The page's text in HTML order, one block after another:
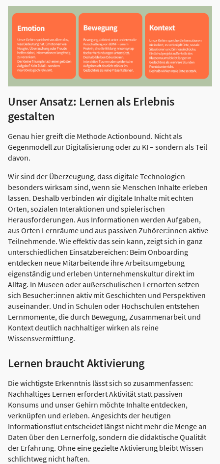
Unser Ansatz: Lernen als Erlebnis
gestalten
Genau hier greift die Methode Actionbound. Nicht als
Gegenmodell zur Digitalisierung oder zu KI – sondern als Teil
davon.
Wir sind der Überzeugung, dass digitale Technologien
besonders wirksam sind, wenn sie Menschen Inhalte erleben
lassen. Deshalb verbinden wir digitale Inhalte mit echten
Orten, sozialen Interaktionen und spielerischen
Herausforderungen. Aus Informationen werden Aufgaben,
aus Orten Lernräume und aus passiven Zuhörer:innen aktive
Teilnehmende. Wie effektiv das sein kann, zeigt sich in ganz
unterschiedlichen Einsatzbereichen: Beim Onboarding
entdecken neue Mitarbeitende ihre Arbeitsumgebung
eigenständig und erleben Unternehmenskultur direkt im
Alltag. In Museen oder außerschulischen Lernorten setzen
sich Besucher:innen aktiv mit Geschichten und Perspektiven
auseinander. Und in Schulen oder Hochschulen entstehen
Lernmomente, die durch Bewegung, Zusammenarbeit und
Kontext deutlich nachhaltiger wirken als reine
Wissensvermittlung.
Lernen braucht Aktivierung
Die wichtigste Erkenntnis lässt sich so zusammenfassen:
Nachhaltiges Lernen erfordert Aktivität statt passiven
Konsums und unser Gehirn möchte Inhalte entdecken,
verknüpfen und erleben. Angesichts der heutigen
Informationsflut entscheidet längst nicht mehr die Menge an
Daten über den Lernerfolg, sondern die didaktische Qualität
der Erfahrung. Ohne eine gezielte Aktivierung bleibt Wissen
schlichtweg nicht haften.